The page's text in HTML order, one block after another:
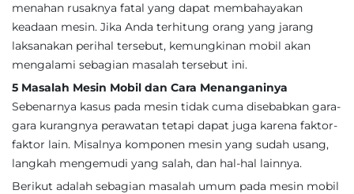
menahan rusaknya fatal yang dapat membahayakan
keadaan mesin. Jika Anda terhitung orang yang jarang
laksanakan perihal tersebut, kemungkinan mobil akan
mengalami sebagian masalah tersebut ini.
5 Masalah Mesin Mobil dan Cara Menanganinya
Sebenarnya kasus pada mesin tidak cuma disebabkan gara-
gara kurangnya perawatan tetapi dapat juga karena faktor-
faktor lain. Misalnya komponen mesin yang sudah usang,
langkah mengemudi yang salah, dan hal-hal lainnya.
Berikut adalah sebagian masalah umum pada mesin mobil